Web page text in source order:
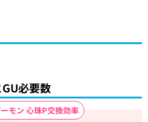
必要数
モン 心珠P交換効率